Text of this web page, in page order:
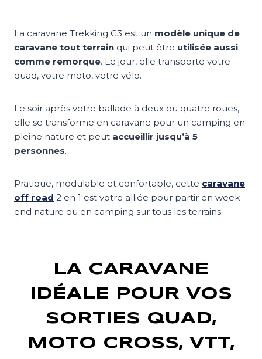
La caravane Trekking C3 est un modèle unique de
caravane tout terrain qui peut être utilisée aussi
comme remorque. Le jour, elle transporte votre
quad, votre moto, votre vélo.
Le soir après votre ballade à deux ou quatre roues,
elle se transforme en caravane pour un camping en
pleine nature et peut accueillir jusqu’à 5
personnes.
Pratique, modulable et confortable, cette caravane
off road 2 en 1 est votre alliée pour partir en week-
end nature ou en camping sur tous les terrains.
LA CARAVANE
IDÉALE POUR VOS
SORTIES QUAD,
MOTO CROSS, VTT,